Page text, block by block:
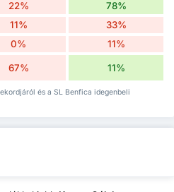
22% 78%
11% 33%
0% 11%
67% 11%
és a SL Benfica idegenbeli